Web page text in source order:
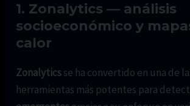
1. Zonalytics — análisis
socioeconómico y
calor
Zonalyticsse ha convertido en una de
herramientas más potentes para